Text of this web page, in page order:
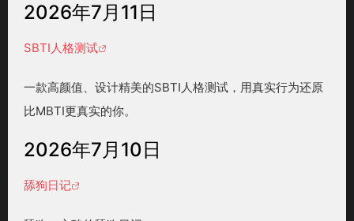
2026年7月11日
SBTI人格测试
一款高颜值、设计精美的SBTI人格测试，用真实行为还原
比MBTI更真实的你。
2026年7月10日
舔狗日记